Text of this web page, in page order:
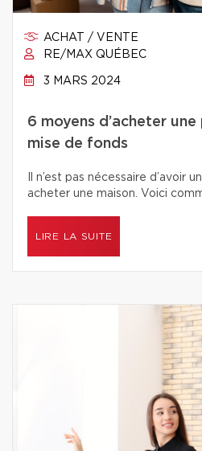
ACHAT / VENTE
RE/MAX QUÉBEC
3 MARS 2024
6 moyens d’acheter
mise de fonds
Il n’est pas nécessaire d’avoir
acheter une maison. Voici
LIRE LA SUITE